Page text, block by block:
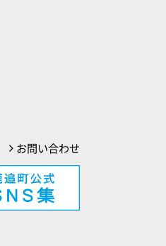
お問い合わせ